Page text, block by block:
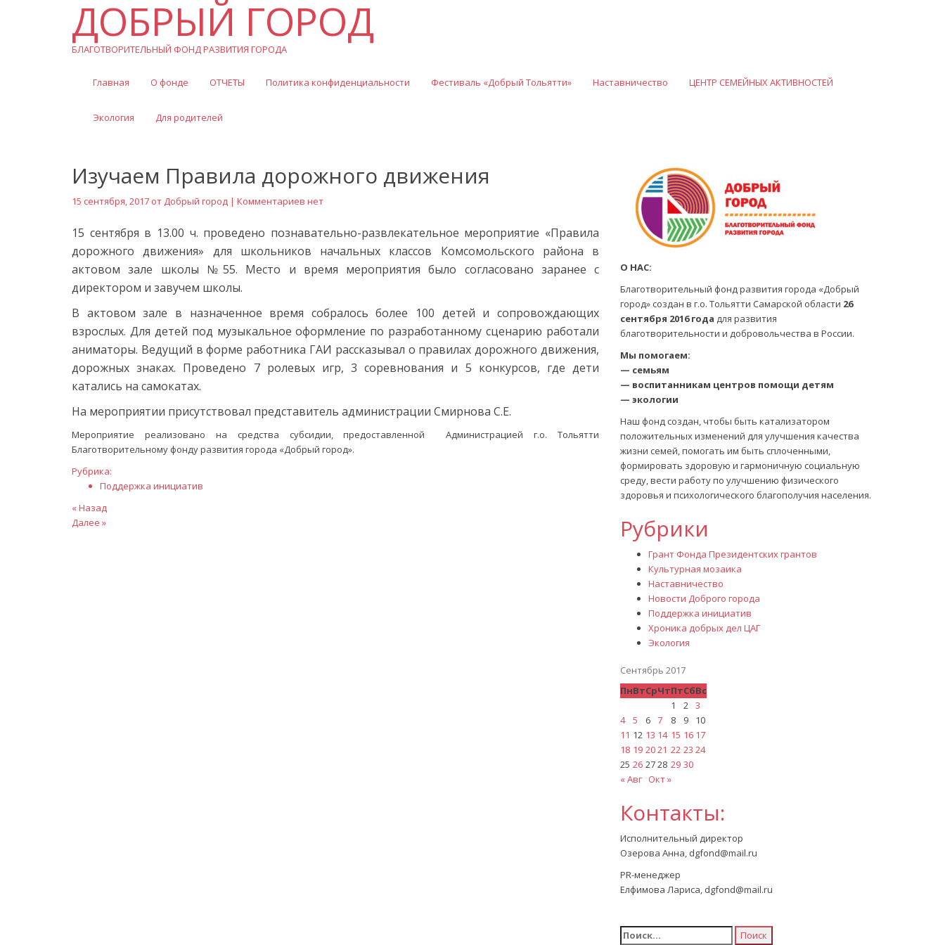
ДОБРЫЙ ГОРОД
БЛАГОТВОРИТЕЛЬНЫЙ ФОНД РАЗВИТИЯ ГОРОДА
Главная О фонде ОТЧЕТЫ Политика конфиденциальности Фестиваль «Добрый Тольятти» Наставничество ЦЕНТР СЕМЕЙНЫХ АКТИВНОСТЕЙ
Экология Для родителей
Изучаем Правила дорожного движения
15 сентября, 2017 от Добрый город | Комментариев нет
15 сентября в 13.00 ч. проведено познавательно-развлекательное мероприятие «Правила
дорожного движения» для школьников начальных классов Комсомольского района в
актовом зале школы №55. Место и время мероприятия было согласовано заранее с
директором и завучем школы.
В актовом зале в назначенное время собралось более 100 детей и сопровождающих
взрослых. Для детей под музыкальное оформление по разработанному сценарию работали
аниматоры. Ведущий в форме работника ГАИ рассказывал о правилах дорожного движения,
дорожных знаках. Проведено 7 ролевых игр, 3 соревнования и 5 конкурсов, где дети
катались на самокатах.
На мероприятии присутствовал представитель администрации Смирнова С.Е.
Мероприятие реализовано на средства субсидии, предоставленной Администрацией г.о. Тольятти
Благотворительному фонду развития города «Добрый город».
Рубрика:
Поддержка инициатив
Навигация
по
Предыдущая
статья
« Назад
Следующая
Далее »
О НАС:
Благотворительный фонд развития города «Добрый
город» создан в г.о. Тольятти Самарской области 26
сентября 2016 года для развития
благотворительности и добровольчества в России.
Мы помогаем:
— семьям
— воспитанникам центров помощи детям
— экологии
Наш фонд создан, чтобы быть катализатором
положительных изменений для улучшения качества
жизни семей, помогать им быть сплоченными,
формировать здоровую и гармоничную социальную
среду, вести работу по улучшению физического
здоровья и психологического благополучия населения.
Рубрики
Грант Фонда Президентских грантов
Культурная мозаика
Наставничество
Новости Доброго города
Поддержка инициатив
Хроника добрых дел ЦАГ
Экология
Сентябрь 2017
ПнВтСрЧтПтСбВс
1
2 3
4
5 6 7 8 9
10
11 12 13 14 15 16 17
18 19 2021 22 23 24
25 26 2728 29 30
« Авг Окт »
Контакты:
Исполнительный директор
Озерова Анна, dgfond@mail.ru
PR-менеджер
Елфимова Лариса, dgfond@mail.ru
Найти: